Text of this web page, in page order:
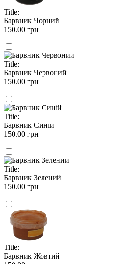
Title:
Барвник Чорний
150.00 грн
Title:
Барвник Червоний
150.00 грн
Title:
Барвник Синій
150.00 грн
Title:
Барвник Зелений
150.00 грн
Title:
Барвник Жовтий